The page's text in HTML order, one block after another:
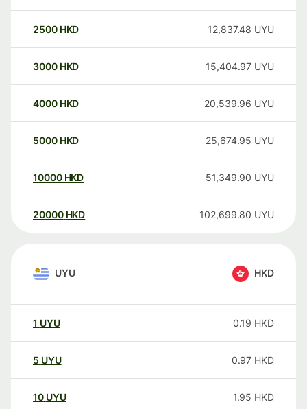
2500 HKD 12,837.48 UYU
3000 HKD 15,404.97 UYU
4000 HKD 20,539.96 UYU
5000 HKD 25,674.95 UYU
10000 HKD 51,349.90 UYU
20000 HKD 102,699.80 UYU
UYU HKD
1 UYU 0.19 HKD
5 UYU 0.97 HKD
10 UYU 1.95 HKD